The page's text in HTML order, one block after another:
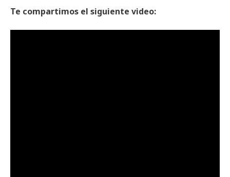
Te compartimos el siguiente video: